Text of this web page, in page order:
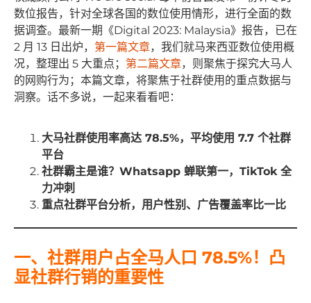
数位报告，针对全球各国的数位使用情形，进行全面的数
据调查。最新一期《Digital 2023: Malaysia》报告，已在
2 月 13 日出炉， 第一篇文章，我们就马来西亚数位使用概
况，整理出 5 大重点； 第二篇文章，则聚焦于探究大马人
的网购行为；本篇文章，将聚焦于社群使用的重点数据与
洞察。话不多说，一起来看看吧：
大马社群使用率高达 78.5%，平均使用 7.7 个社群
平台
社群霸主是谁？Whatsapp 蝉联第一，TikTok 全
力冲刺
重点社群平台分析，用户性别、广告覆盖率比一比
一、社群用户占全马人口 78.5%！凸
显社群行销的重要性